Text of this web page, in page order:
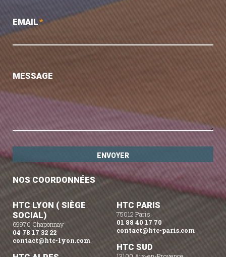
EMAIL*
MESSAGE
NOS COORDONNÉES
HTC LYON ( SIÈGE
SOCIAL)
69970 Chaponnay
04 78 17 32 22
contact@htc-lyon.com
HTC PARIS
75012 Paris
01 88 40 17 70
contact@htc-paris.com
HTC SUD